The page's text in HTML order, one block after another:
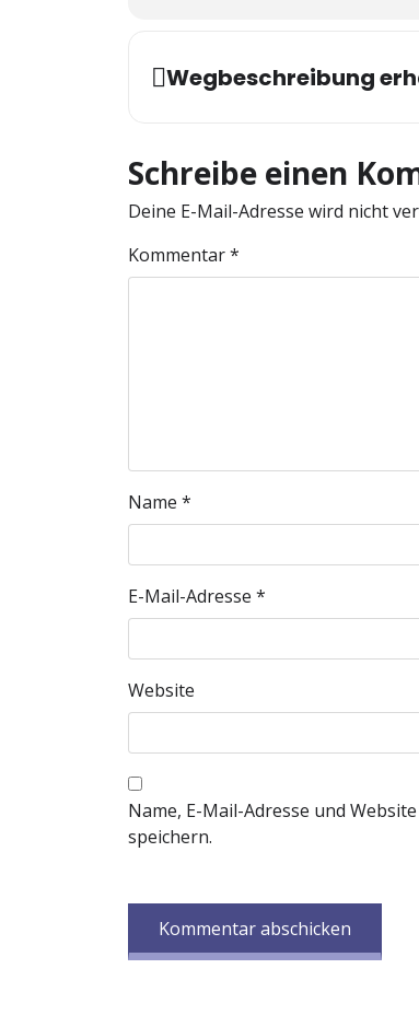
Wegbeschreibung
Schreibe einen
Deine E-Mail-Adresse wird nicht
Kommentar*
Name *
E-Mail-Adresse *
Website
Name, E-Mail-Adresse und
speichern.